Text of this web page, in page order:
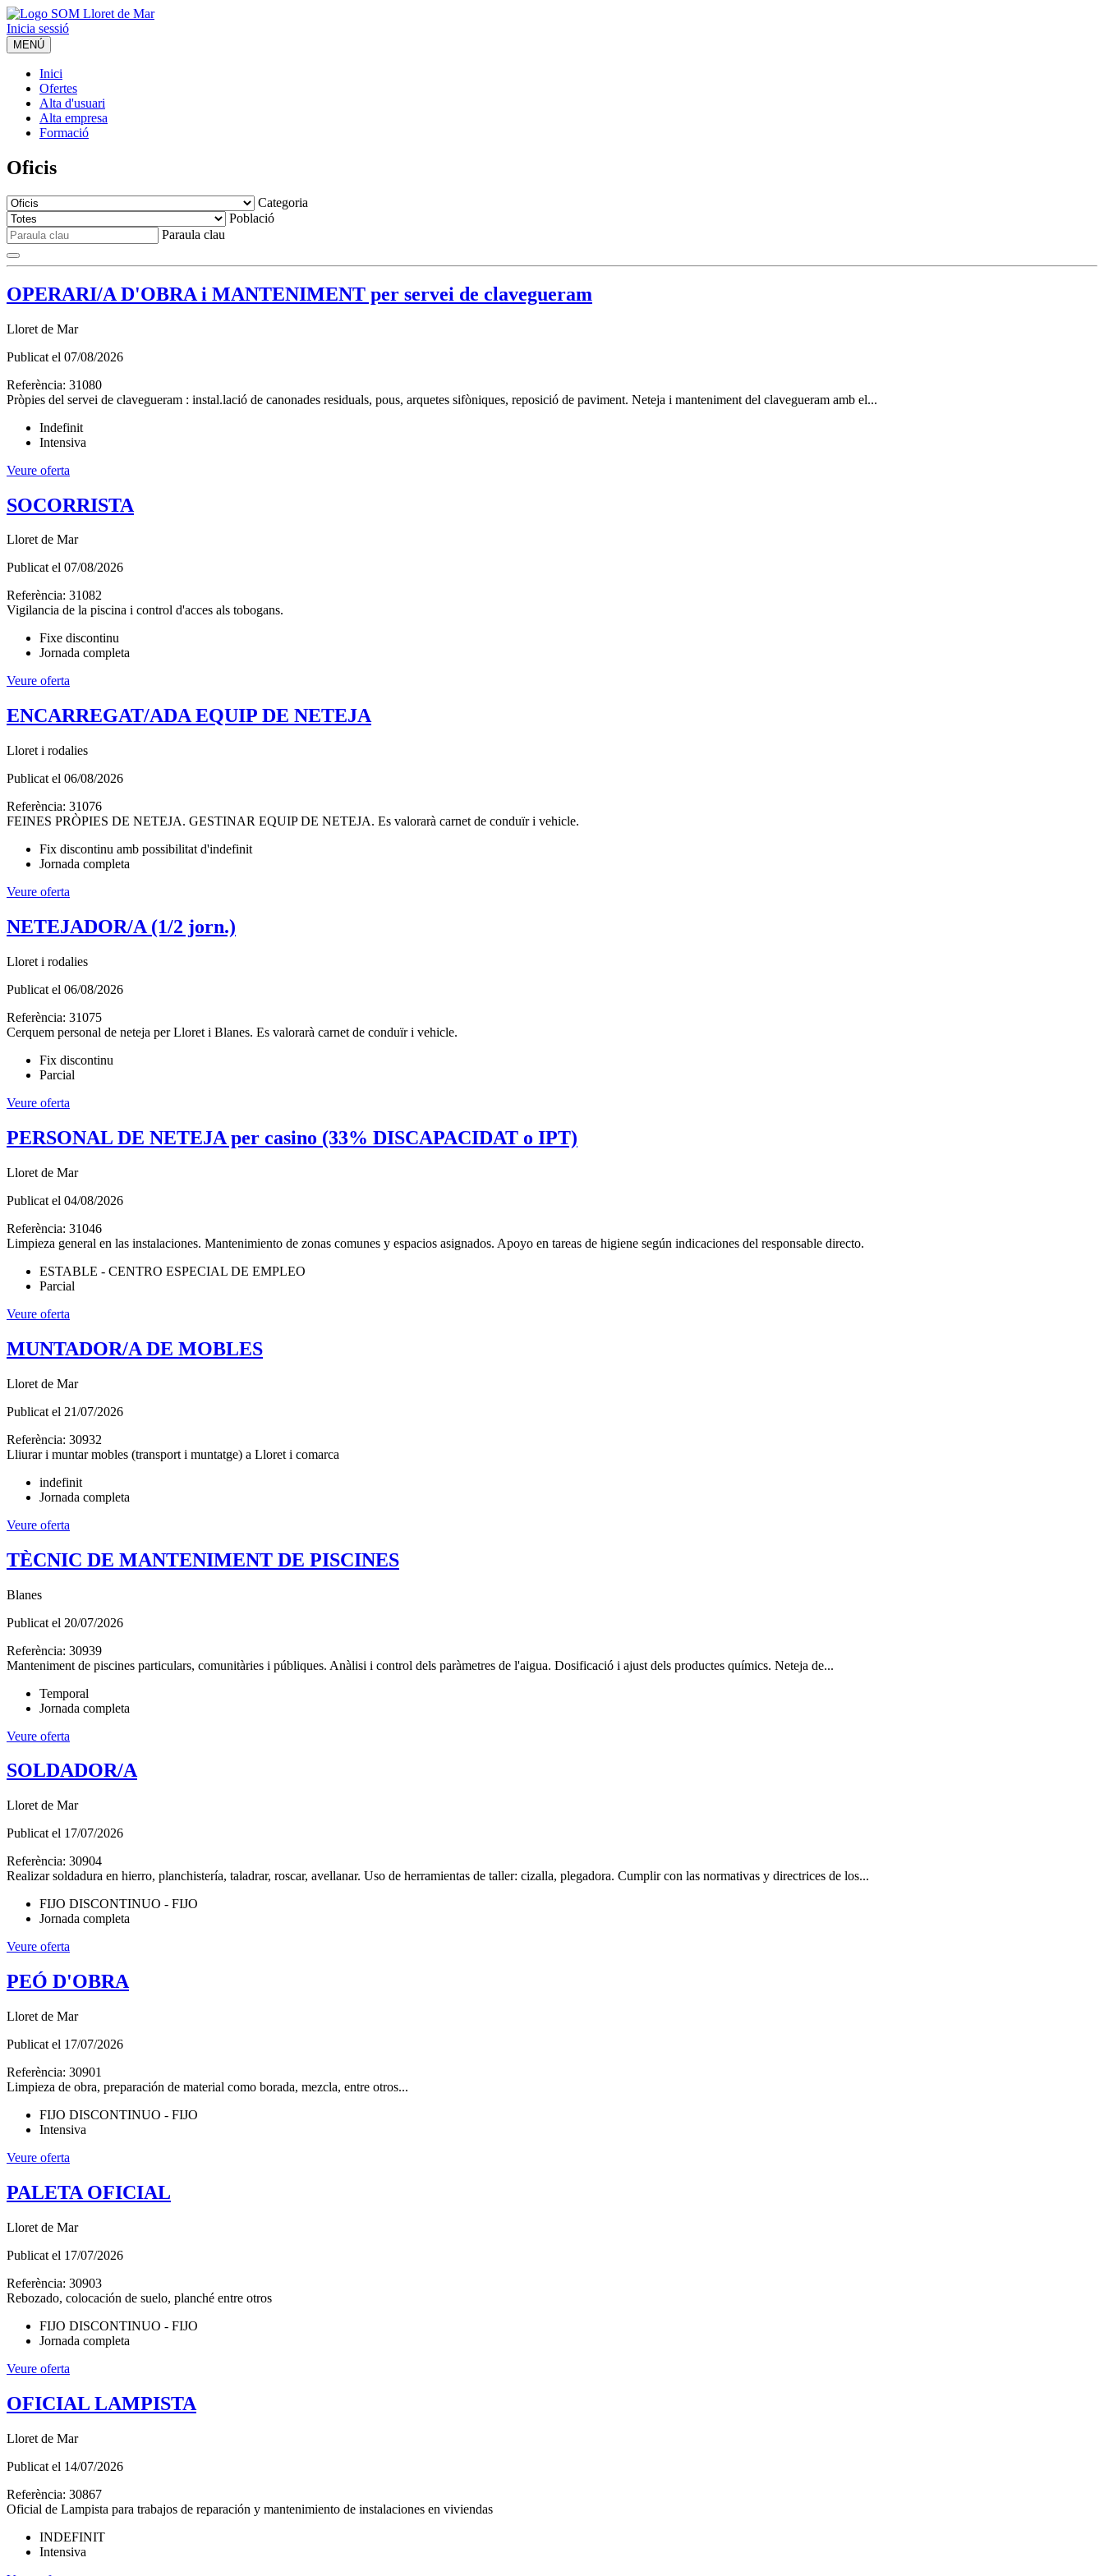
Inicia sessió
MENÚ
Inici
Ofertes
Alta d'usuari
Alta empresa
Formació
Oficis
Categoria
Població
Paraula clau
OPERARI/A D'OBRA i MANTENIMENT per servei de clavegueram
Lloret de Mar
Publicat el 07/08/2026
Referència: 31080
Pròpies del servei de clavegueram : instal.lació de canonades residuals, pous, arquetes sifòniques, reposició de paviment. Neteja i manteniment del clavegueram amb el...
Indefinit
Intensiva
Veure oferta
SOCORRISTA
Lloret de Mar
Publicat el 07/08/2026
Referència: 31082
Vigilancia de la piscina i control d'acces als tobogans.
Fixe discontinu
Jornada completa
Veure oferta
ENCARREGAT/ADA EQUIP DE NETEJA
Lloret i rodalies
Publicat el 06/08/2026
Referència: 31076
FEINES PRÒPIES DE NETEJA. GESTINAR EQUIP DE NETEJA. Es valorarà carnet de conduïr i vehicle.
Fix discontinu amb possibilitat d'indefinit
Jornada completa
Veure oferta
NETEJADOR/A (1/2 jorn.)
Lloret i rodalies
Publicat el 06/08/2026
Referència: 31075
Cerquem personal de neteja per Lloret i Blanes. Es valorarà carnet de conduïr i vehicle.
Fix discontinu
Parcial
Veure oferta
PERSONAL DE NETEJA per casino (33% DISCAPACIDAT o IPT)
Lloret de Mar
Publicat el 04/08/2026
Referència: 31046
Limpieza general en las instalaciones. Mantenimiento de zonas comunes y espacios asignados. Apoyo en tareas de higiene según indicaciones del responsable directo.
ESTABLE - CENTRO ESPECIAL DE EMPLEO
Parcial
Veure oferta
MUNTADOR/A DE MOBLES
Lloret de Mar
Publicat el 21/07/2026
Referència: 30932
Lliurar i muntar mobles (transport i muntatge) a Lloret i comarca
indefinit
Jornada completa
Veure oferta
TÈCNIC DE MANTENIMENT DE PISCINES
Blanes
Publicat el 20/07/2026
Referència: 30939
Manteniment de piscines particulars, comunitàries i públiques. Anàlisi i control dels paràmetres de l'aigua. Dosificació i ajust dels productes químics. Neteja de...
Temporal
Jornada completa
Veure oferta
SOLDADOR/A
Lloret de Mar
Publicat el 17/07/2026
Referència: 30904
Realizar soldadura en hierro, planchistería, taladrar, roscar, avellanar. Uso de herramientas de taller: cizalla, plegadora. Cumplir con las normativas y directrices de los...
FIJO DISCONTINUO - FIJO
Jornada completa
Veure oferta
PEÓ D'OBRA
Lloret de Mar
Publicat el 17/07/2026
Referència: 30901
Limpieza de obra, preparación de material como borada, mezcla, entre otros...
FIJO DISCONTINUO - FIJO
Intensiva
Veure oferta
PALETA OFICIAL
Lloret de Mar
Publicat el 17/07/2026
Referència: 30903
Rebozado, colocación de suelo, planché entre otros
FIJO DISCONTINUO - FIJO
Jornada completa
Veure oferta
OFICIAL LAMPISTA
Lloret de Mar
Publicat el 14/07/2026
Referència: 30867
Oficial de Lampista para trabajos de reparación y mantenimiento de instalaciones en viviendas
INDEFINIT
Intensiva